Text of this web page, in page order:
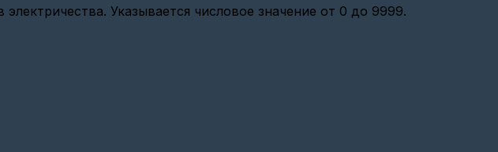
Указывается числовое значение от 0 до 9999.